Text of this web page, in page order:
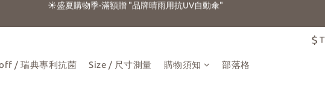
☀️盛夏購物季-滿額贈 "品牌晴雨用抗UV自動傘"
$
/ 瑞典專利抗菌 Size / 尺寸測量 購物須知 部落格